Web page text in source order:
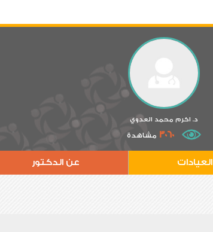
د. اكرم محمد العدوي
3060 مشاهدة
العيادات عن الدكتور